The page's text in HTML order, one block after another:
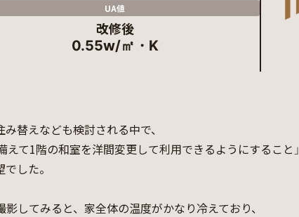
UA値
改修後
0.55w/㎡・K
替えなども検討される中で、
えて1階の和室を洋間変更して利用できるようにすること」
した。
してみると、家全体の温度がかなり冷えており、